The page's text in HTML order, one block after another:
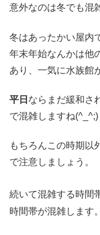
意外なのは冬でも混
冬はあったかい屋内
年末年始なんかは他
あり、一気に水族館
平日 ならまだ緩和さ
で混雑しますね(^_^;)
もちろんこの時期以
で注意しましょう。
続いて混雑する時間
時間帯が混雑します。